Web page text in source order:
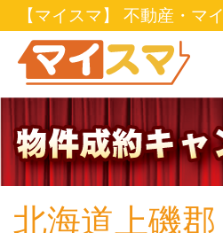
【マイスマ】 不動産・マ
北海道上磯郡